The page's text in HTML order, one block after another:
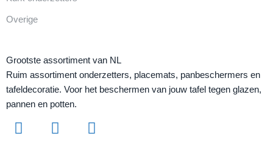
Overige
Grootste assortiment van NL
Ruim assortiment onderzetters, placemats, panbeschermers en
tafeldecoratie. Voor het beschermen van jouw tafel tegen glazen,
pannen en potten.